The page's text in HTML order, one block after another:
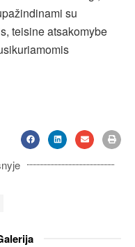
su
teisine atsakomybe